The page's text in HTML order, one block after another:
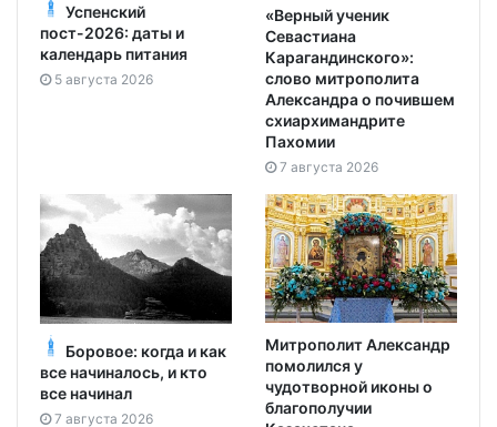
Успенский
пост-2026: даты и
календарь питания
5 августа 2026
«Верный ученик
Севастиана
Карагандинского»:
слово митрополита
Александра о почившем
схиархимандрите
Пахомии
7 августа 2026
Боровое: когда и как
все начиналось, и кто
все начинал
7 августа 2026
Митрополит Александр
помолился у
чудотворной иконы о
благополучии